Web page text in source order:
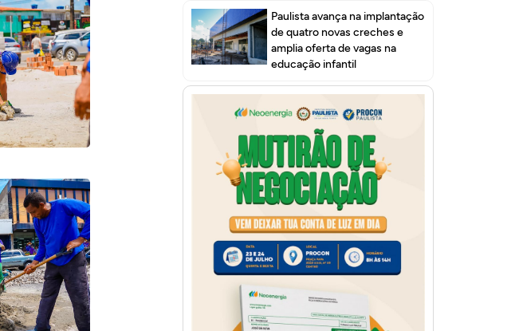
Paulista avança na implantação
de quatro novas creches e
amplia oferta de vagas na
educação infantil